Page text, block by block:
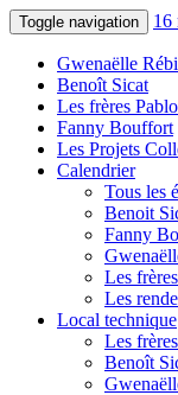
Toggle navigation 16
Gwenaëlle
Benoît Sicat
Les frères
Fanny Bouffort
Les Projets
Calendrier
Tous les
Benoit
Fanny
Les
Les
Local technique
Les
Benoît